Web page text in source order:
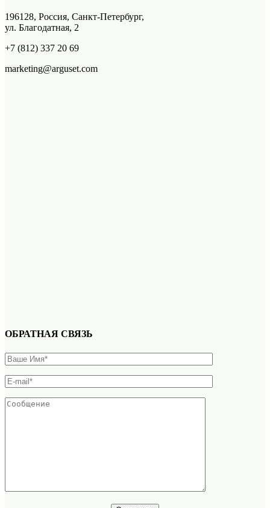
196128, Россия, Санкт-Петербург,
ул. Благодатная, 2
+7 (812) 337 20 69
marketing@arguset.com
ОБРАТНАЯ СВЯЗЬ